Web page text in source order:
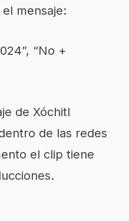
mensaje:
“No +
de Xóchitl
de las redes
el clip tiene